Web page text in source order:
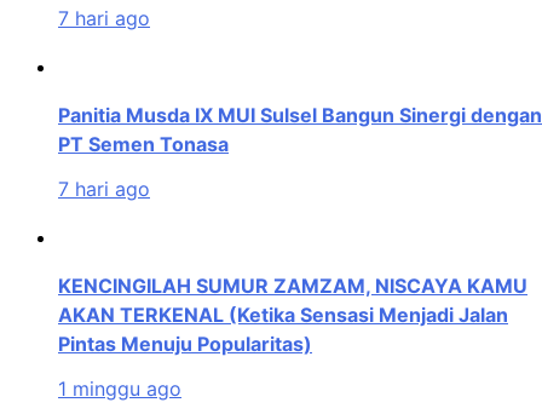
7 hari ago
Panitia Musda IX MUI Sulsel Bangun Sinergi dengan
PT Semen Tonasa
7 hari ago
KENCINGILAH SUMUR ZAMZAM, NISCAYA KAMU
AKAN TERKENAL (Ketika Sensasi Menjadi Jalan
Pintas Menuju Popularitas)
1 minggu ago